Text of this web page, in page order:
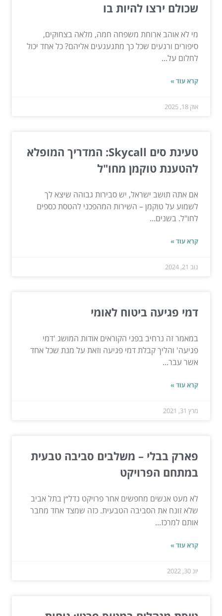
שכולם ירצו להיות בו
מי לא אוהב ארוחת משפחה חמה, מלאה בצחוקים,
סיפורים ורגעים שכל כך מתגעגעים אליהם? כל אחד יכול
לחלום על...
קרא עוד »
אוק 18, 2025
טעינת סים Skycall: המדריך המופלא
להטענת טוקמן מחו"ל
אם אתה תושב ישראל, יש סבירות גבוהה שיצא לך
לשמוע על טוקמן – השירות המהפכני להטסת כספים
לחו"ל. בשנים...
קרא עוד »
נוב 21, 2024
דמי פגיעה ביטוח לאומי
במאמר זה נרחיב בפני הקוראים אודות המושג 'דמי
פגיעה' והליך קבלת דמי פגיעה וזאת על מנת שכל אחד
אשר עבר...
קרא עוד »
מרץ 31, 2021
פארק בבלי – משלבים סביבה טבעית
במתחם הפרויקט
לא מעט אנשים מחפשים אחר פרויקט נדל״ן בתל אביב
שלא זונח את הסביבה הטבעית. כזה שמצד אחד מחבר
אותם למרכז...
קרא עוד »
יונ 30, 2022